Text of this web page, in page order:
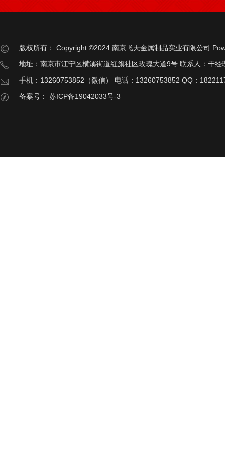
版权所有： Copyright ©2024 南京飞天金属制品实业有限公司
地址：南京市江宁区横溪街道红旗社区玫瑰大道9号 联系人：干经
手机：13260753852（微信） 电话：13260753852 QQ：
备案号：
苏ICP备19042033号-3